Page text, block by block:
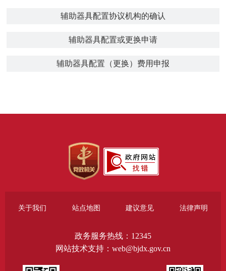
辅助器具配置协议机构的确认
辅助器具配置或更换申请
辅助器具配置（更换）费用申报
关于我们 站点地图 建议意见 法律声明
政务服务热线：12345
网站技术支持：web@bjdx.gov.cn